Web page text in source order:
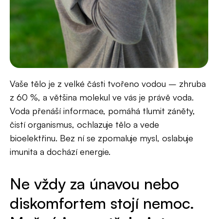
Vaše tělo je z velké části tvořeno vodou – zhruba
z 60 %, a většina molekul ve vás je právě voda.
Voda přenáší informace, pomáhá tlumit záněty,
čistí organismus, ochlazuje tělo a vede
bioelektřinu. Bez ní se zpomaluje mysl, oslabuje
imunita a dochází energie.
Ne vždy za únavou nebo
diskomfortem stojí nemoc.